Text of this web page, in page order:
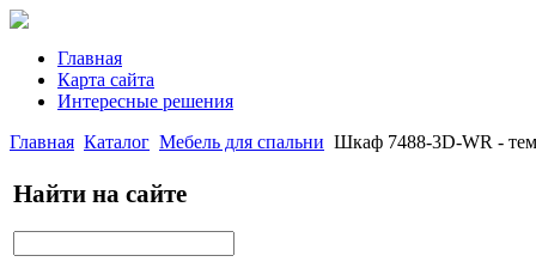
Главная
Карта сайта
Интересные решения
Главная Каталог Мебель для спальни Шкаф 7488-3D-WR -
Найти на сайте